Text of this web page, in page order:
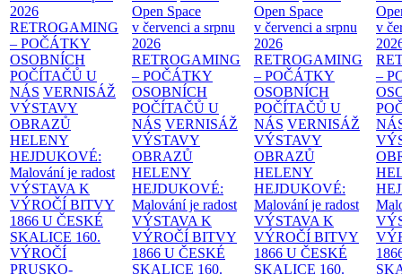
2026
RETROGAMING
– POČÁTKY
OSOBNÍCH
POČÍTAČŮ U
NÁS VERNISÁŽ
VÝSTAVY
OBRAZŮ
HELENY
HEJDUKOVÉ:
Malování je radost
VÝSTAVA K
VÝROČÍ BITVY
1866 U ČESKÉ
SKALICE 160.
VÝROČÍ
PRUSKO-
Open Space
v červenci a srpnu
2026
RETROGAMING
– POČÁTKY
OSOBNÍCH
POČÍTAČŮ U
NÁS VERNISÁŽ
VÝSTAVY
OBRAZŮ
HELENY
HEJDUKOVÉ:
Malování je radost
VÝSTAVA K
VÝROČÍ BITVY
1866 U ČESKÉ
SKALICE 160.
Open Space
v červenci a srpnu
2026
RETROGAMING
– POČÁTKY
OSOBNÍCH
POČÍTAČŮ U
NÁS VERNISÁŽ
VÝSTAVY
OBRAZŮ
HELENY
HEJDUKOVÉ:
Malování je radost
VÝSTAVA K
VÝROČÍ BITVY
1866 U ČESKÉ
SKALICE 160.
v
–